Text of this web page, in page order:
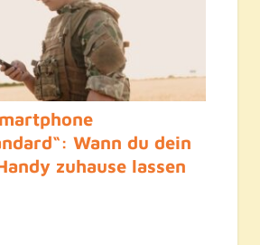
Wann du dein
zuhause lassen